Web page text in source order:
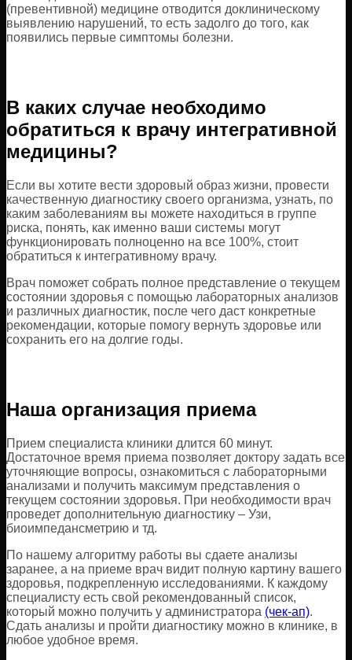
(превентивной) медицине отводится доклиническому
выявлению нарушений, то есть задолго до того, как
появились первые симптомы болезни.
В каких случае необходимо
обратиться к врачу интегративной
медицины?
Если вы хотите вести здоровый образ жизни, провести
качественную диагностику своего организма, узнать, по
каким заболеваниям вы можете находиться в группе
риска, понять, как именно ваши системы могут
функционировать полноценно на все 100%, стоит
обратиться к интегративному врачу.
Врач поможет собрать полное представление о текущем
состоянии здоровья с помощью лабораторных анализов
и различных диагностик, после чего даст конкретные
рекомендации, которые помогу вернуть здоровье или
сохранить его на долгие годы.
Наша организация приема
Прием специалиста клиники длится 60 минут.
Достаточное время приема позволяет доктору задать все
уточняющие вопросы, ознакомиться с лабораторными
анализами и получить максимум представления о
текущем состоянии здоровья. При необходимости врач
проведет дополнительную диагностику – Узи,
биоимпедансметрию и тд.
По нашему алгоритму работы вы сдаете анализы
заранее, а на приеме врач видит полную картину вашего
здоровья, подкрепленную исследованиями. К каждому
специалисту есть свой рекомендованный список,
который можно получить у администратора (чек-ап).
Сдать анализы и пройти диагностику можно в клинике, в
любое удобное время.